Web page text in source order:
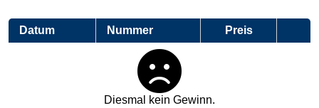
Datum Nummer Preis
Diesmal kein Gewinn.